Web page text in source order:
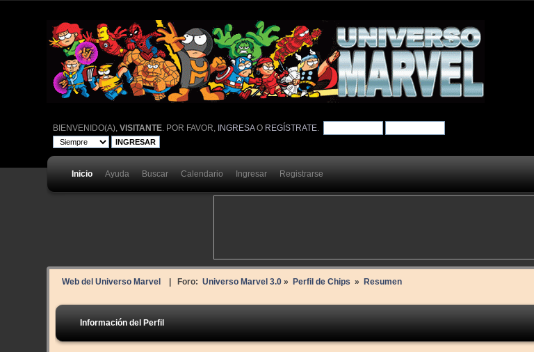
BIENVENIDO(A), VISITANTE. POR FAVOR, INGRESAO REGÍSTRATE.
Inicio Ayuda Buscar Calendario Ingresar Registrarse
Web del Universo Marvel | Foro: Universo Marvel 3.0» Perfil de Chips » Resumen
Información del Perfil